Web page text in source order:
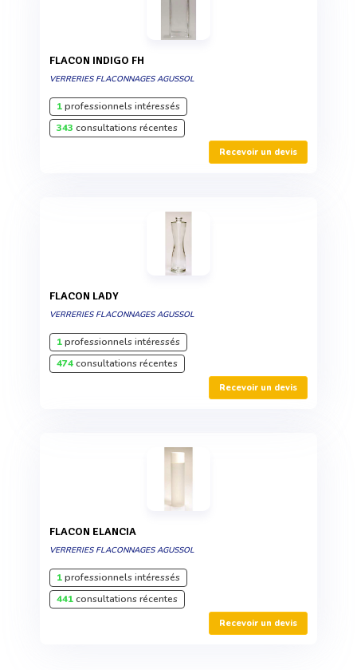
FLACON INDIGO FH
VERRERIES FLACONNAGES AGUSSOL
1professionnels intéressés
343 consultations récentes
Recevoir un devis
FLACON LADY
VERRERIES FLACONNAGES AGUSSOL
1professionnels intéressés
474consultations récentes
Recevoir un devis
FLACON ELANCIA
VERRERIES FLACONNAGES AGUSSOL
1professionnels intéressés
441consultations récentes
Recevoir un devis